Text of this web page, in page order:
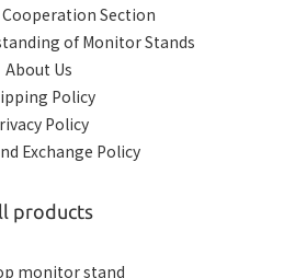
Section
of Monitor Stands
About Us
Policy
Policy
Exchange Policy
products
monitor stand